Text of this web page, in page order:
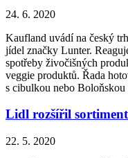
24. 6. 2020
Kaufland uvádí na český
jídel značky Lunter.
spotřeby živočišných
veggie produktů. Řada
s cibulkou nebo Boloňskou
Lidl rozšířil
22. 5. 2020